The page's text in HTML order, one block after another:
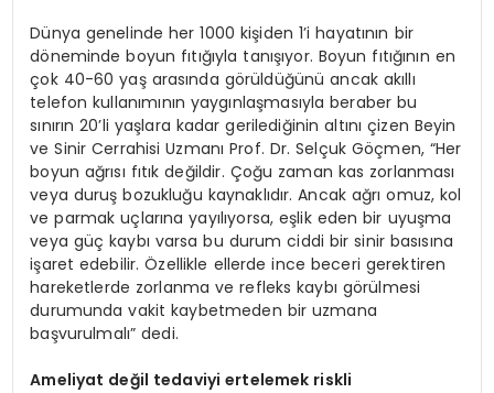
Dünya genelinde her 1000 kişiden 1’i hayatının bir
döneminde boyun fıtığıyla tanışıyor. Boyun fıtığının en
çok 40-60 yaş arasında görüldüğünü ancak akıllı
telefon kullanımının yaygınlaşmasıyla beraber bu
sınırın 20’li yaşlara kadar gerilediğinin altını çizen Beyin
ve Sinir Cerrahisi Uzmanı Prof. Dr. Selçuk Göçmen, “Her
boyun ağrısı fıtık değildir. Çoğu zaman kas zorlanması
veya duruş bozukluğu kaynaklıdır. Ancak ağrı omuz, kol
ve parmak uçlarına yayılıyorsa, eşlik eden bir uyuşma
veya güç kaybı varsa bu durum ciddi bir sinir basısına
işaret edebilir. Özellikle ellerde ince beceri gerektiren
hareketlerde zorlanma ve refleks kaybı görülmesi
durumunda vakit kaybetmeden bir uzmana
başvurulmalı” dedi.
Ameliyat değil tedaviyi ertelemek riskli